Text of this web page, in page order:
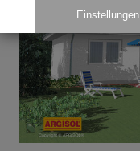
Einstellungen